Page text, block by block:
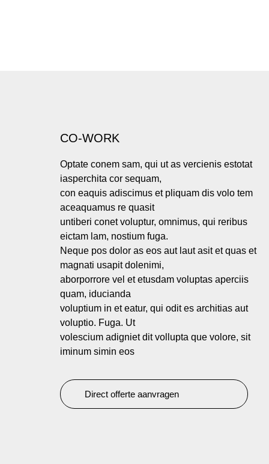
CO-WORK
Optate conem sam, qui ut as vercienis estotat
iasperchita cor sequam,
con eaquis adiscimus et pliquam dis volo tem
aceaquamus re quasit
untiberi conet voluptur, omnimus, qui reribus
eictam lam, nostium fuga.
Neque pos dolor as eos aut laut asit et quas et
magnati usapit dolenimi,
aborporrore vel et etusdam voluptas aperciis
quam, iducianda
voluptium in et eatur, qui odit es architias aut
voluptio. Fuga. Ut
volescium adigniet dit vollupta que volore, sit
iminum simin eos
Direct offerte aanvragen